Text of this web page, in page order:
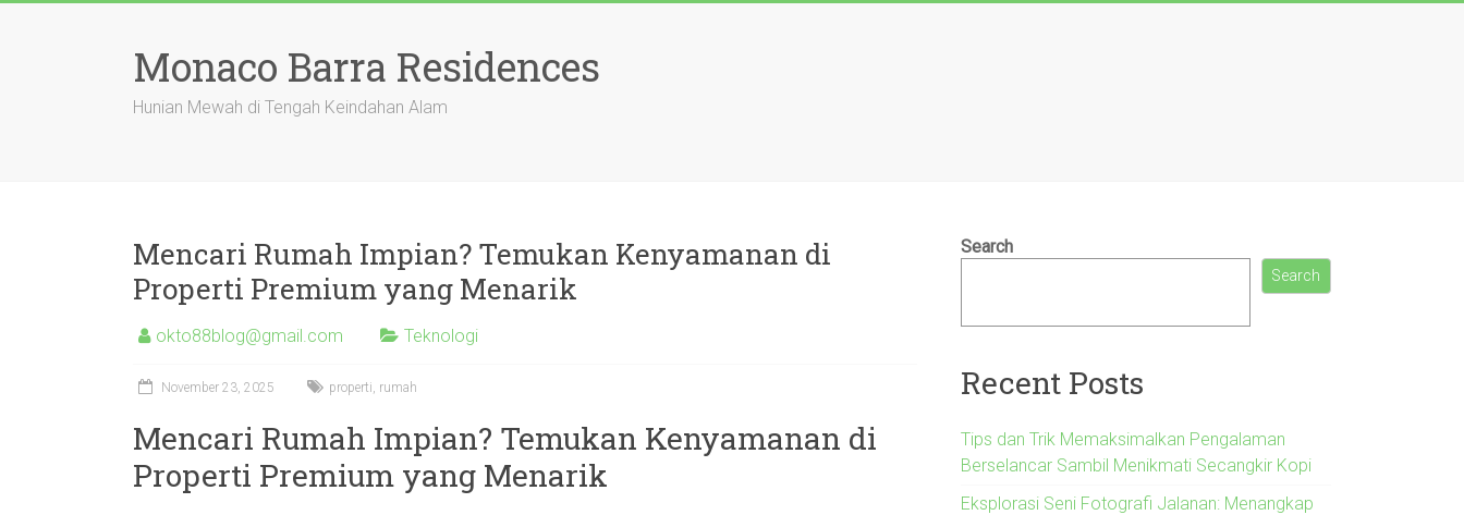
Monaco Barra Residences
Hunian Mewah di Tengah Keindahan Alam
Mencari Rumah Impian? Temukan Kenyamanan di
Properti Premium yang Menarik
okto88blog@gmail.com Teknologi
November 23, 2025 properti, rumah
Mencari Rumah Impian? Temukan Kenyamanan di
Properti Premium yang Menarik
Search
Search
Recent Posts
Tips dan Trik Memaksimalkan Pengalaman
Berselancar Sambil Menikmati Secangkir Kopi
Eksplorasi Seni Fotografi Jalanan: Menangkap